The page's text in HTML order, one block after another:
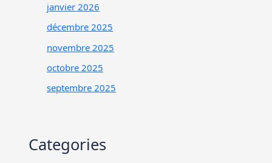
janvier 2026
décembre 2025
novembre 2025
octobre 2025
septembre 2025
Categories